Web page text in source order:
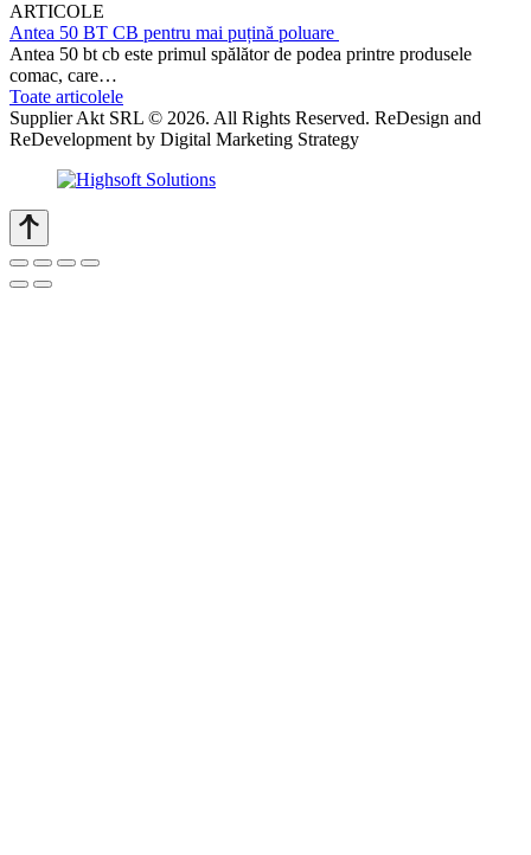
ARTICOLE
Antea 50 BT CB pentru mai puțină poluare
Antea 50 bt cb este primul spălător de podea printre produsele
comac, care…
Toate articolele
Supplier Akt SRL © 2026. All Rights Reserved. ReDesign and
ReDevelopment by Digital Marketing Strategy